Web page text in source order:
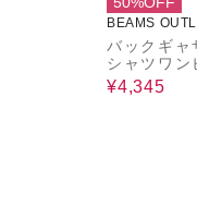
BEAMS
バックギャ
シャツワン
¥4,345